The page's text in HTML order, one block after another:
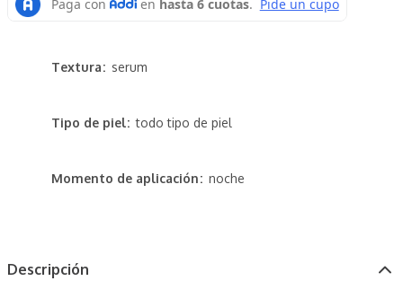
Tipo de piel todo tipo de piel
Textura serum
Momento de aplicación noche
Descripción